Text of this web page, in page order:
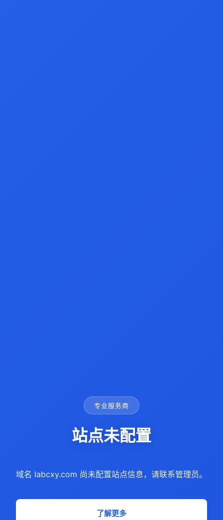
专业服务商
站点未配置
域名 labcxy.com 尚未配置站点信息，请联系管理员。
了解更多